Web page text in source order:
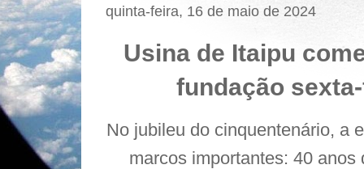
quinta-feira, 16 de maio de 2024
Usina de Itaipu
fundação
No jubileu do cinquentenário, a
marcos importantes: 40